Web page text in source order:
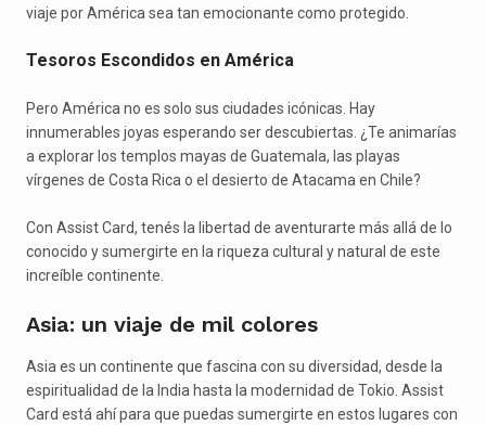
viaje por América sea tan emocionante como protegido.
Tesoros Escondidos en América
Pero América no es solo sus ciudades icónicas. Hay
innumerables joyas esperando ser descubiertas. ¿Te animarías
a explorar los templos mayas de Guatemala, las playas
vírgenes de Costa Rica o el desierto de Atacama en Chile?
Con Assist Card, tenés la libertad de aventurarte más allá de lo
conocido y sumergirte en la riqueza cultural y natural de este
increíble continente.
Asia: un viaje de mil colores
Asia es un continente que fascina con su diversidad, desde la
espiritualidad de la India hasta la modernidad de Tokio. Assist
Card está ahí para que puedas sumergirte en estos lugares con